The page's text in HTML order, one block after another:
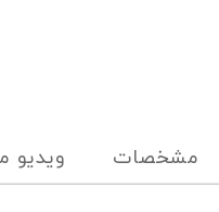
مشخصات ویدیو